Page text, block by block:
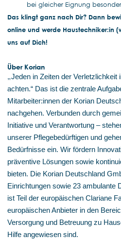
bei gleicher Eignung
Das klingt ganz nach Dir? Dann
online und werde Haustechniker:in
uns auf Dich!
Über Korian
„Jeden in Zeiten der Verletzlichkeit
achten.“ Das ist die zentrale
Mitarbeiter:innen der Korian
nachgehen. Verbunden durch
Initiative und Verantwortung –
unserer Pflegebedürftigen und
Bedürfnisse ein. Wir fördern
präventive Lösungen sowie
bieten. Die Korian Deutschland
Einrichtungen sowie 23 ambulante
ist Teil der europäischen Clariane
europäischen Anbieter in den
Versorgung und Betreuung zu
Hilfe angewiesen sind.